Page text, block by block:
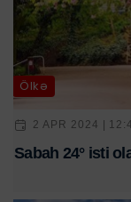
Ölkə
2 APR 2024 |
Sabah 24° isti